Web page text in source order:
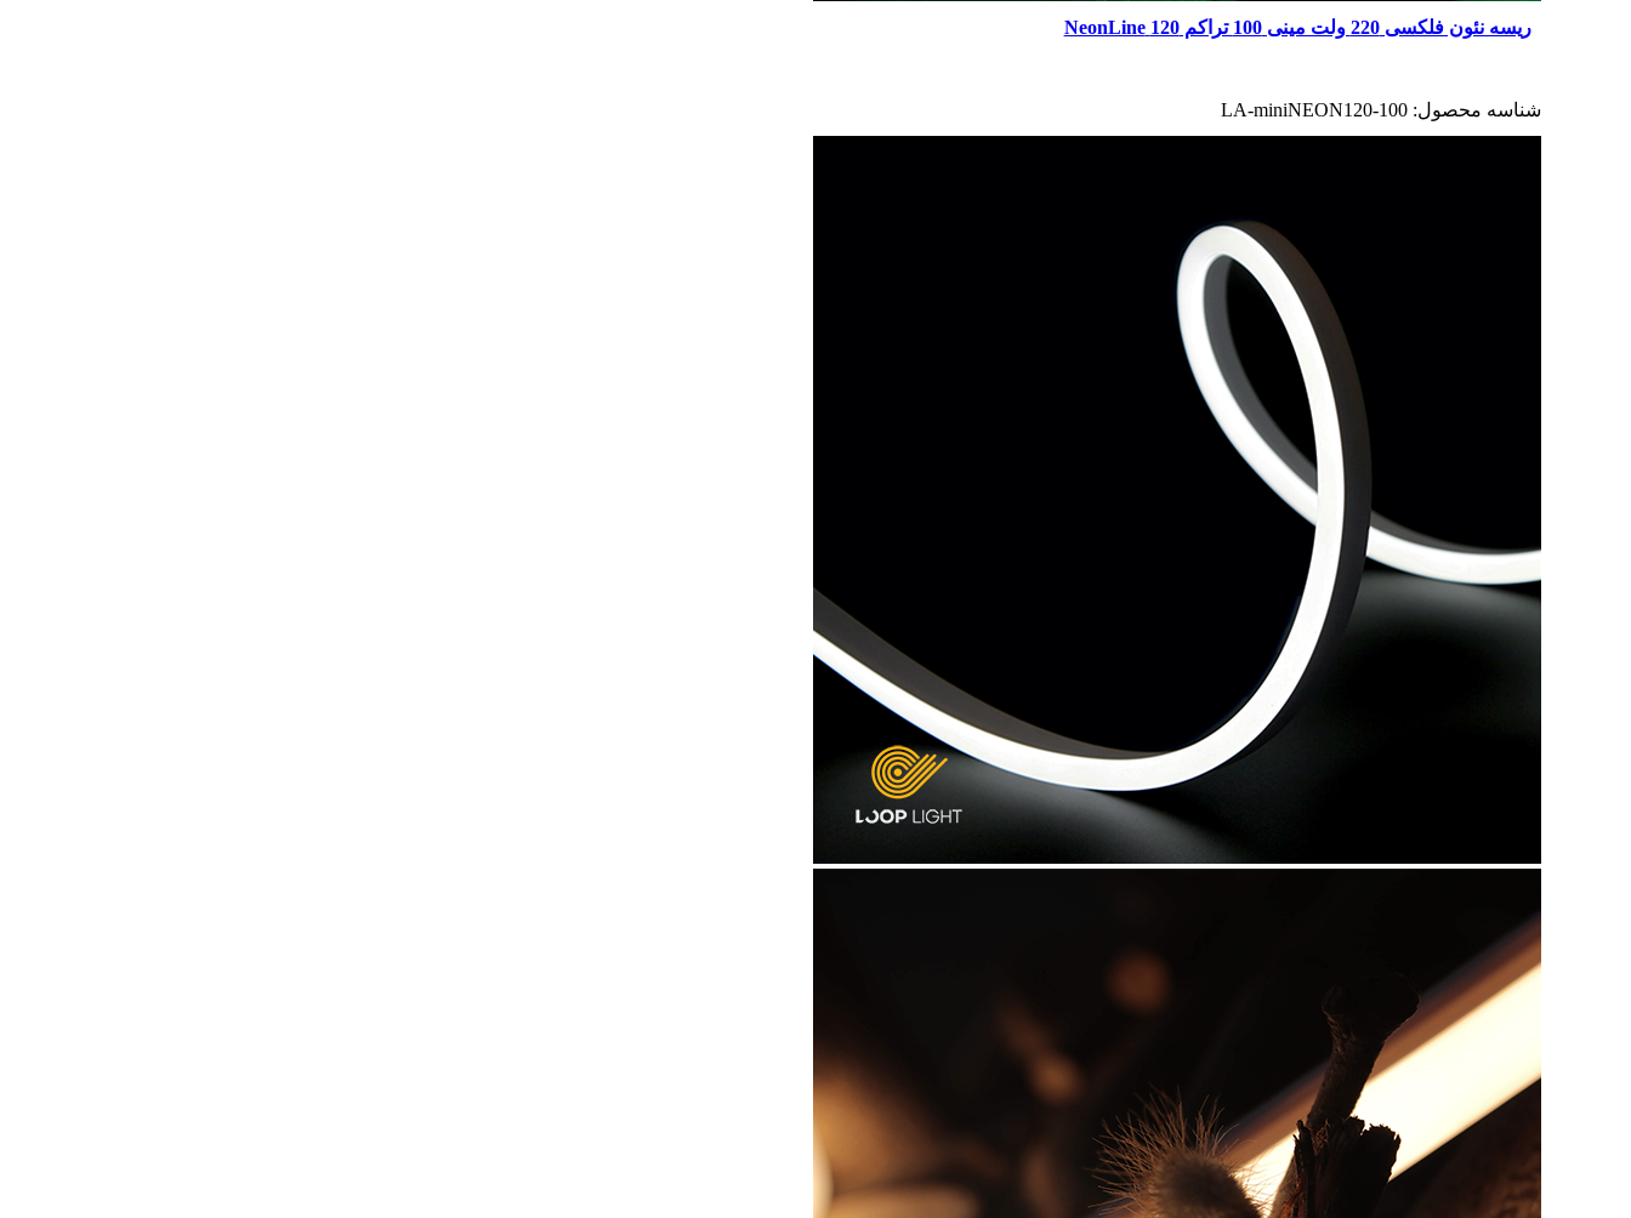
ریسه نئون فلکسی 220 ولت مینی 100 تراکم 120 NeonLine
شناسه محصول:LA-miniNEON120-100